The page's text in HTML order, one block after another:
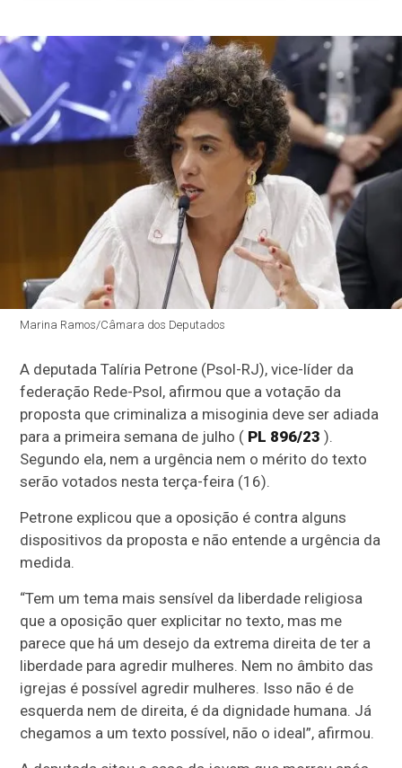
Marina Ramos/Câmara dos Deputados
A deputada Talíria Petrone (Psol-RJ), vice-líder da
federação Rede-Psol, afirmou que a votação da
proposta que criminaliza a misoginia deve ser adiada
para a primeira semana de julho ( PL 896/23 ).
Segundo ela, nem a urgência nem o mérito do texto
serão votados nesta terça-feira (16).
Petrone explicou que a oposição é contra alguns
dispositivos da proposta e não entende a urgência da
medida.
“Tem um tema mais sensível da liberdade religiosa
que a oposição quer explicitar no texto, mas me
parece que há um desejo da extrema direita de ter a
liberdade para agredir mulheres. Nem no âmbito das
igrejas é possível agredir mulheres. Isso não é de
esquerda nem de direita, é da dignidade humana. Já
chegamos a um texto possível, não o ideal”, afirmou.